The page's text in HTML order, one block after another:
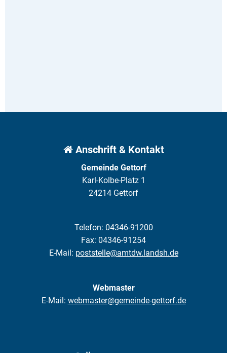
Anschrift & Kontakt
Gemeinde Gettorf
Karl-Kolbe-Platz 1
24214 Gettorf
Telefon: 04346-91200
Fax: 04346-91254
E-Mail: poststelle@amtdw.landsh.de
Webmaster
E-Mail: webmaster@gemeinde-gettorf.de